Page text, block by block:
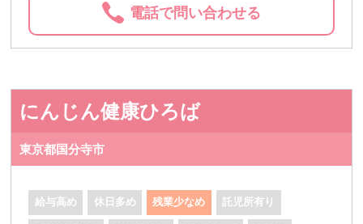
電話で問い合わせる
にんじん健康ひろば
東京都国分寺市
給与高め 休日多め 残業少なめ 託児所有り